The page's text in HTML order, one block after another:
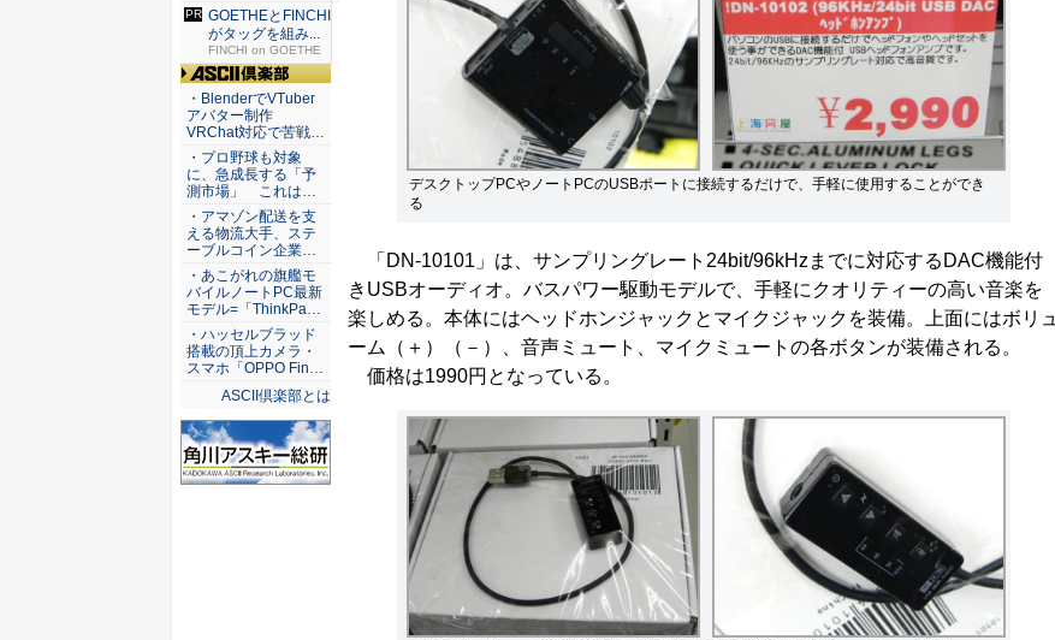
デスクトップPCやノートPCのUSBポートに接続するだけで、手軽に使用することができ
る
「DN-10101」は、サンプリングレート24bit/96kHzまでに対応するDAC機能付
きUSBオーディオ。バスパワー駆動モデルで、手軽にクオリティーの高い音楽を
楽しめる。本体にはヘッドホンジャックとマイクジャックを装備。上面にはボリュ
ーム（＋）（－）、音声ミュート、マイクミュートの各ボタンが装備される。
価格は1990円となっている。
GOETHEとFINCHI
がタッグを組み...
FINCHI on GOETHE
ASCII倶楽部
・BlenderでVTuber
アバター制作
VRChat対応で苦戦…
・プロ野球も対象
に、急成長する「予
測市場」 これは…
・アマゾン配送を支
える物流大手、ステ
ーブルコイン企業…
・あこがれの旗艦モ
バイルノートPC最新
モデル=「ThinkPa…
・ハッセルブラッド
搭載の頂上カメラ・
スマホ「OPPO Fin…
ASCII倶楽部とは